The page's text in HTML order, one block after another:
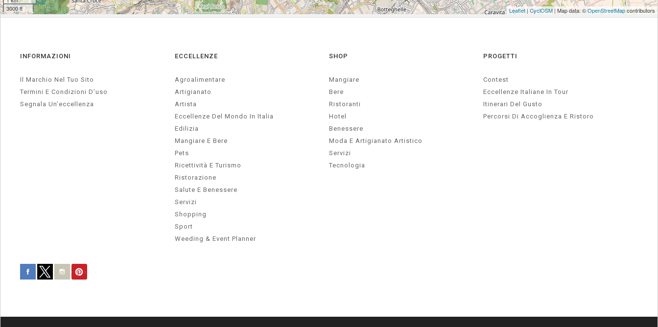
INFORMAZIONI
Il Marchio Nel Tuo Sito
Termini E Condizioni D’uso
Segnala Un’eccellenza
ECCELLENZE
Agroalimentare
Artigianato
Artista
Eccellenze Del Mondo In Italia
Edilizia
Mangiare E Bere
Pets
Ricettività E Turismo
Ristorazione
Salute E Benessere
Servizi
Shopping
Sport
Weeding & Event Planner
SHOP
Mangiare
Bere
Ristoranti
Hotel
Benessere
Moda E Artigianato Artistico
Servizi
Tecnologia
PROGETTI
Contest
Eccellenze Italiane In Tour
Itinerari Del Gusto
Percorsi Di Accoglienza E Ristoro